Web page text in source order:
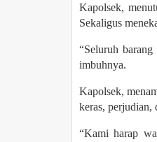
Kapolsek,
Sekaligus
“Seluruh
imbuhnya.
Kapolsek,
keras, perjudian,
“Kami harap